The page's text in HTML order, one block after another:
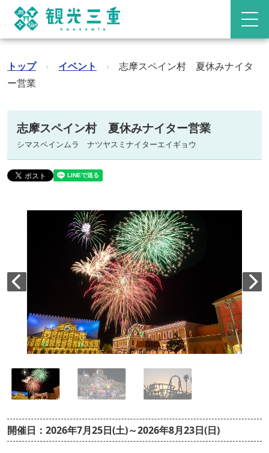
トップ › イベント ›
志摩スペイン村 夏休みナイタ
ー営業
志摩スペイン村 夏休みナイター営業
シマスペインムラ ナツヤスミナイターエイギョウ
開催日：2026年7月25日(土)～2026年8月23日(日)